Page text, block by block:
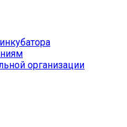
организации